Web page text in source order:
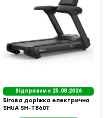
Відправимо 25.08.2026
Бігова доріжка електрична
SHUA SH‑T860T